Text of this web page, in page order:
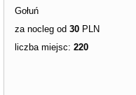
Gołuń
za nocleg od 30 PLN
liczba miejsc: 220